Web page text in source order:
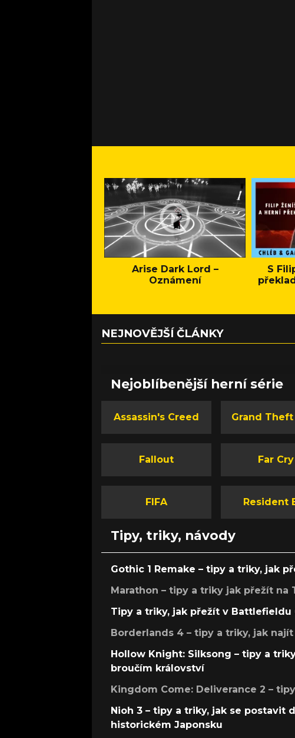
Arise Dark Lord –
Oznámení
S
NEJNOVĚJŠÍ ČLÁNKY
Nejoblíbenější herní série
Assassin's Creed Grand
Fallout Far Cry
FIFA Resident
Tipy, triky, návody
Gothic 1 Remake – tipy a triky, jak
Marathon – tipy a triky jak přežít na
Tipy a triky, jak přežít v Battlefieldu
Borderlands 4 – tipy a triky, jak
Hollow Knight: Silksong – tipy a
broučím království
Kingdom Come: Deliverance 2 –
Nioh 3 – tipy a triky, jak se postavit
historickém Japonsku